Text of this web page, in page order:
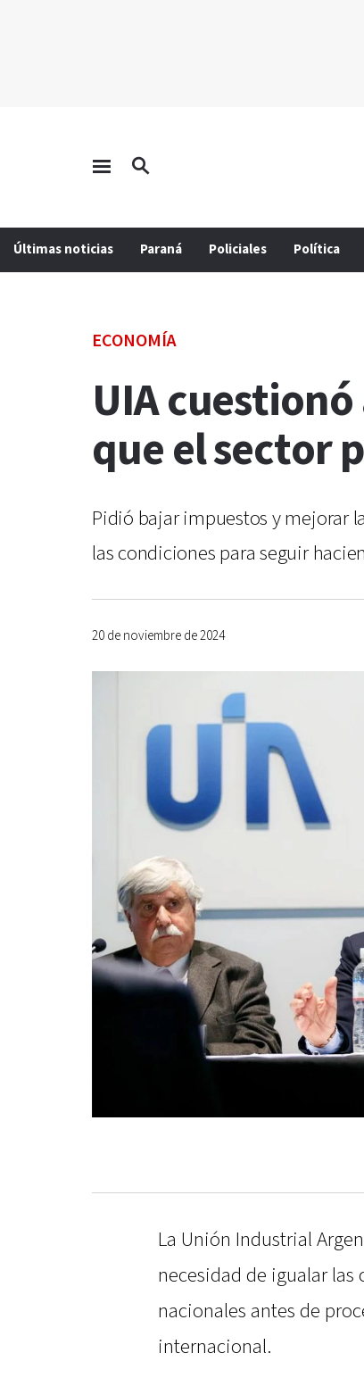
Últimas noticias Paraná Policiales Política
ECONOMÍA
UIA
que el sector
Pidió bajar impuestos y mejorar
las condiciones para seguir
20 de noviembre de 2024
La Unión Industrial
necesidad de igualar
nacionales antes de
internacional.